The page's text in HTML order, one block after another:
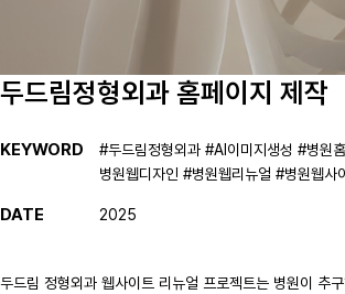
두드림정형외과 홈페이지 제작
KEYWORD
#두드림정형외과 #AI이미지생성 #병원
병원웹디자인 #병원웹리뉴얼 #병원웹사
DATE 2025
두드림 정형외과 웹사이트 리뉴얼 프로젝트는 병원이 추